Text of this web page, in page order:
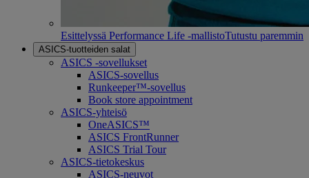
Esittelyssä Performance Life -mallistoTutustu paremmin
ASICS-tuotteiden salat
ASICS -sovellukset
ASICS-sovellus
Runkeeper™-sovellus
Book store appointment
ASICS-yhteisö
OneASICS™
ASICS FrontRunner
ASICS Trial Tour
ASICS-tietokeskus
ASICS-neuvot